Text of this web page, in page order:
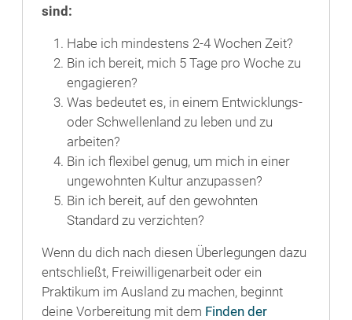
sind:
Habe ich mindestens 2-4 Wochen Zeit?
Bin ich bereit, mich 5 Tage pro Woche zu
engagieren?
Was bedeutet es, in einem Entwicklungs-
oder Schwellenland zu leben und zu
arbeiten?
Bin ich flexibel genug, um mich in einer
ungewohnten Kultur anzupassen?
Bin ich bereit, auf den gewohnten
Standard zu verzichten?
Wenn du dich nach diesen Überlegungen dazu
entschließt, Freiwilligenarbeit oder ein
Praktikum im Ausland zu machen, beginnt
deine Vorbereitung mit dem Finden der